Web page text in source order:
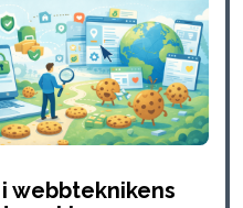
webbteknikens